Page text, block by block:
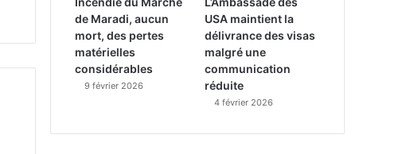
de Maradi, aucun
mort, des pertes
matérielles
considérables
9 février 2026
USA maintient la
délivrance des visas
malgré une
communication
réduite
4 février 2026